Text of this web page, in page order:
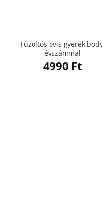
Tűzoltós ovis gyerek
évszámmal
4990 Ft